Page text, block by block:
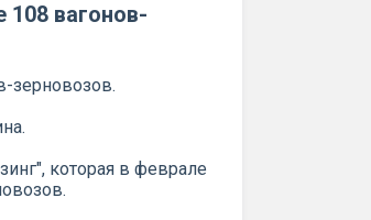
108 вагонов-
зерновозов.
которая в феврале